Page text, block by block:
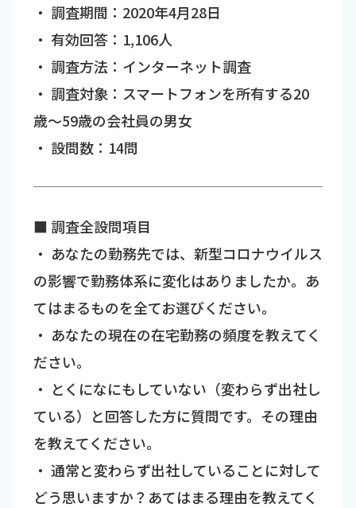
・ 調査期間：2020年4月28日
・ 有効回答：1,106人
・ 調査方法：インターネット調査
・ 調査対象：スマートフォンを所有する20
歳～59歳の会社員の男女
・ 設問数：14問
■ 調査全設問項目
・ あなたの勤務先では、新型コロナウイルス
の影響で勤務体系に変化はありましたか。あ
てはまるものを全てお選びください。
・ あなたの現在の在宅勤務の頻度を教えてく
ださい。
・ とくになにもしていない（変わらず出社し
ている）と回答した方に質問です。その理由
を教えてください。
・ 通常と変わらず出社していることに対して
どう思いますか？あてはまる理由を教えてく